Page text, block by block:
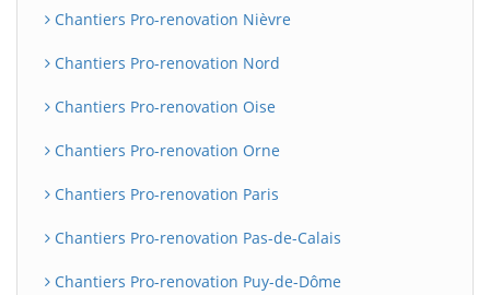
Chantiers Pro-renovation Nièvre
Chantiers Pro-renovation Nord
Chantiers Pro-renovation Oise
Chantiers Pro-renovation Orne
Chantiers Pro-renovation Paris
Chantiers Pro-renovation Pas-de-Calais
Chantiers Pro-renovation Puy-de-Dôme